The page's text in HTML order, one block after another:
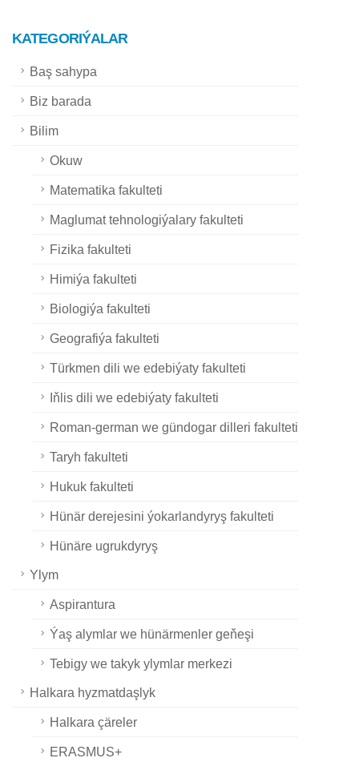
KATEGORIÝALAR
Baş sahypa
Biz barada
Bilim
Okuw
Matematika fakulteti
Maglumat tehnologiýalary fakulteti
Fizika fakulteti
Himiýa fakulteti
Biologiýa fakulteti
Geografiýa fakulteti
Türkmen dili we edebiýaty fakulteti
Iňlis dili we edebiýaty fakulteti
Roman-german we gündogar dilleri fakulteti
Taryh fakulteti
Hukuk fakulteti
Hünär derejesini ýokarlandyryş fakulteti
Hünäre ugrukdyryş
Ylym
Aspirantura
Ýaş alymlar we hünärmenler geňeşi
Tebigy we takyk ylymlar merkezi
Halkara hyzmatdaşlyk
Halkara çäreler
ERASMUS+